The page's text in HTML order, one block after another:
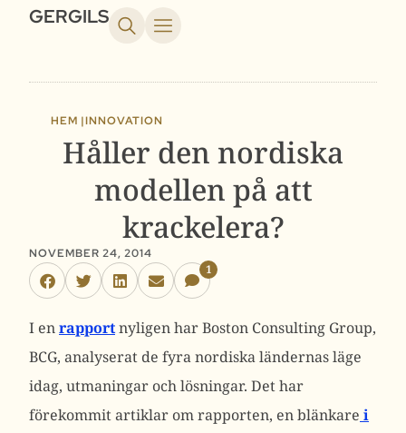
GERGILS
HEM |INNOVATION
Håller den nordiska
modellen på att
krackelera?
NOVEMBER 24, 2014
1
I enrapportnyligen har Boston Consulting Group,
BCG, analyserat de fyra nordiska ländernas läge
idag, utmaningar och lösningar. Det har
förekommit artiklar om rapporten, en blänkare i